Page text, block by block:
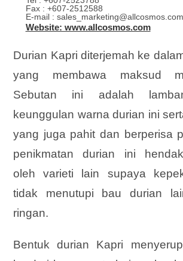
Fax : +607-2512588
E-mail : sales_marketing@allcosmos.com
Website: www.allcosmos.com
Durian Kapri diterjemah ke
yang membawa maksud
Sebutan ini adalah
keunggulan warna durian ini
yang juga pahit dan berperisa
penikmatan durian ini
oleh varieti lain supaya
tidak menutupi bau durian
ringan.
Bentuk durian Kapri